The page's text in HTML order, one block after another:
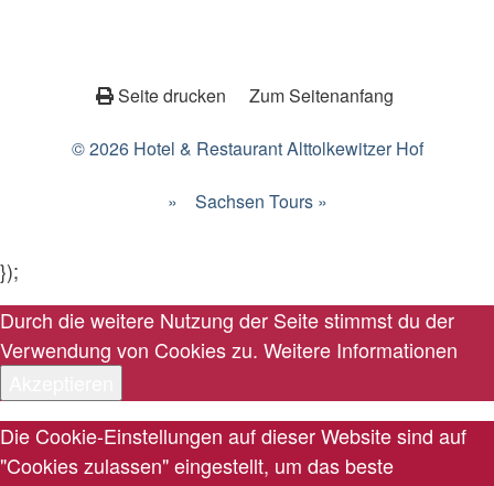
Seite drucken Zum Seitenanfang
© 2026 Hotel & Restaurant Alttolkewitzer Hof
» Sachsen Tours »
});
Durch die weitere Nutzung der Seite stimmst du der
Verwendung von Cookies zu. Weitere Informationen
Die Cookie-Einstellungen auf dieser Website sind auf
"Cookies zulassen" eingestellt, um das beste